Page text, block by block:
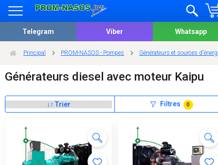
Telegram Viber Whatsapp
Principal PROM-NASOS - Pompes Générateurs et sources
Générateurs diesel avec moteur Kaipu
Filtres 0